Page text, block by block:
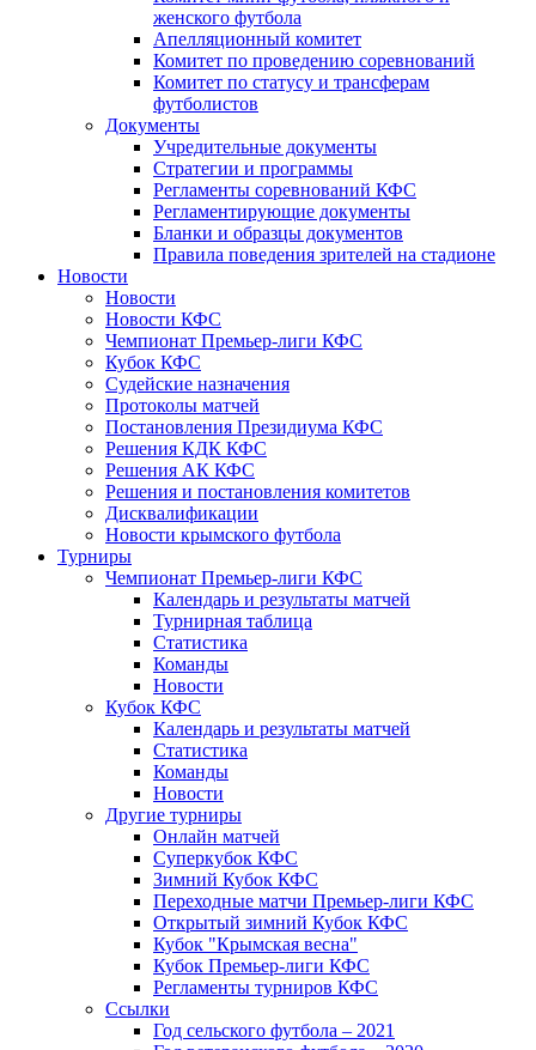
женского футбола
Апелляционный комитет
Комитет по проведению соревнований
Комитет по статусу и трансферам
футболистов
Документы
Учредительные документы
Стратегии и программы
Регламенты соревнований КФС
Регламентирующие документы
Бланки и образцы документов
Правила поведения зрителей на стадионе
Новости
Новости
Новости КФС
Чемпионат Премьер-лиги КФС
Кубок КФС
Судейские назначения
Протоколы матчей
Постановления Президиума КФС
Решения КДК КФС
Решения АК КФС
Решения и постановления комитетов
Дисквалификации
Новости крымского футбола
Турниры
Чемпионат Премьер-лиги КФС
Календарь и результаты матчей
Турнирная таблица
Статистика
Команды
Новости
Кубок КФС
Календарь и результаты матчей
Статистика
Команды
Новости
Другие турниры
Онлайн матчей
Суперкубок КФС
Зимний Кубок КФС
Переходные матчи Премьер-лиги КФС
Открытый зимний Кубок КФС
Кубок "Крымская весна"
Кубок Премьер-лиги КФС
Регламенты турниров КФС
Ссылки
Год сельского футбола – 2021